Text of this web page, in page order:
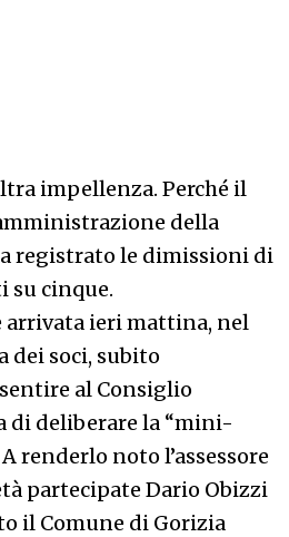
impellenza. Perché il
della
registrato le dimissioni di
su cinque.
arrivata ieri mattina, nel
dei soci, subito
al Consiglio
di deliberare la “mini-
renderlo noto l’assessore
partecipate Dario Obizzi
il Comune di Gorizia